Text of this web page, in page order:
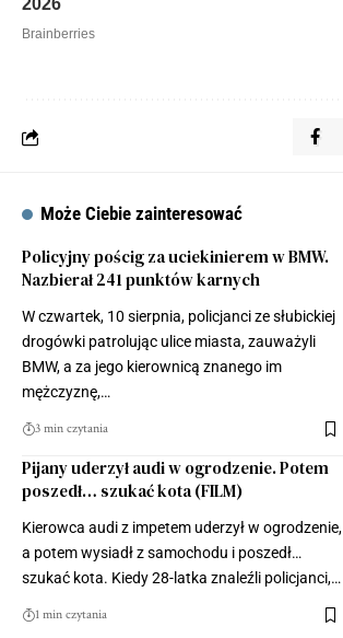
Może Ciebie zainteresować
Policyjny pościg za uciekinierem w BMW.
Nazbierał 241 punktów karnych
W czwartek, 10 sierpnia, policjanci ze słubickiej
drogówki patrolując ulice miasta, zauważyli
BMW, a za jego kierownicą znanego im
mężczyznę,…
3 min czytania
Pijany uderzył audi w ogrodzenie. Potem
poszedł… szukać kota (FILM)
Kierowca audi z impetem uderzył w ogrodzenie,
a potem wysiadł z samochodu i poszedł…
szukać kota. Kiedy 28-latka znaleźli policjanci,…
1 min czytania